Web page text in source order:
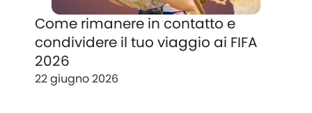
Come rimanere in contatto e
condividere il tuo viaggio ai FIFA
2026
22 giugno 2026